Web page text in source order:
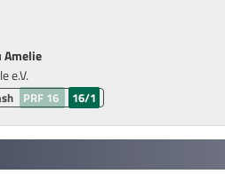
Amelie
e.V.
PRF 16 16/1